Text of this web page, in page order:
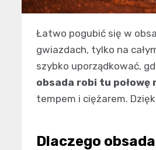
Łatwo pogubić się w
gwiazdach, tylko na
szybko uporządkować,
obsada robi tu połowę
tempem i ciężarem.
Dlaczego